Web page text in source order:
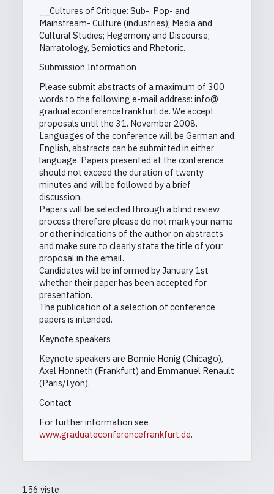
__Cultures of Critique: Sub-, Pop- and
Mainstream- Culture (industries); Media and
Cultural Studies; Hegemony and Discourse;
Narratology, Semiotics and Rhetoric.
Submission Information
Please submit abstracts of a maximum of 300
words to the following e-mail address: info@
graduateconferencefrankfurt.de. We accept
proposals until the 31. November 2008.
Languages of the conference will be German and
English, abstracts can be submitted in either
language. Papers presented at the conference
should not exceed the duration of twenty
minutes and will be followed by a brief
discussion.
Papers will be selected through a blind review
process therefore please do not mark your name
or other indications of the author on abstracts
and make sure to clearly state the title of your
proposal in the email.
Candidates will be informed by January 1st
whether their paper has been accepted for
presentation.
The publication of a selection of conference
papers is intended.
Keynote speakers
Keynote speakers are Bonnie Honig (Chicago),
Axel Honneth (Frankfurt) and Emmanuel Renault
(Paris/Lyon).
Contact
For further information see
www.graduateconferencefrankfurt.de.
156 viste